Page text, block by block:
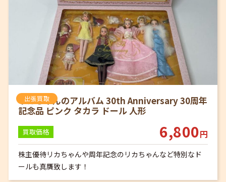
出張買取
リカちゃんのアルバム 30th Anniversary 30周年
記念品 ピンク タカラ ドール 人形
買取価格 6,800円
株主優待リカちゃんや周年記念のリカちゃんなど特別なド
ールも真贋致します！